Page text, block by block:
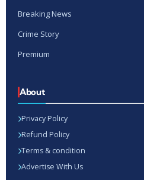
Breaking News
Crime Story
Premium
About
Privacy Policy
Refund Policy
Terms & condition
Advertise With Us